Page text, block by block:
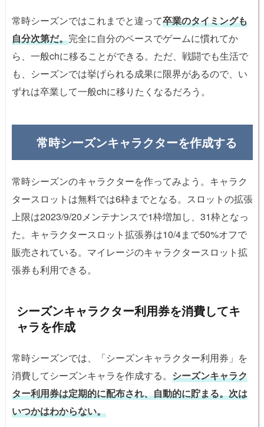
常時シーズンではこれまでと違って卒業のタイミングも
自分次第だ。完全に自分のペースでゲームに慣れてか
ら、一般chに移ることができる。ただ、戦闘でも生活で
も、シーズンでは挙げられる成果に限界があるので、い
ずれは卒業して一般chに移りたくなるだろう。
常時シーズンキャラクターを作成する
常時シーズンのキャラクターを作ってみよう。キャラク
タースロットは無料では6枠までとなる。スロットの拡張
上限は2023/9/20メンテナンスで1枠増加し、31枠となっ
た。キャラクタースロット拡張券は10/4まで50%オフで
販売されている。マイレージのキャラクタースロット拡
張券も利用できる。
シーズンキャラクター利用券を消費してキ
ャラを作成
常時シーズンでは、「シーズンキャラクター利用券」を
消費してシーズンキャラを作成する。 シーズンキャラク
ター利用券は定期的に配布され、自動的に貯まる。次は
いつかはわからない。